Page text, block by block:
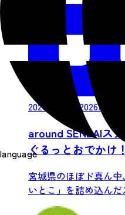
language
2026/07/17-2026/10/18
around SENDAIス
ぐるっとおでかけ
宮城県のほぼド真ん
いとこ」を詰め込ん